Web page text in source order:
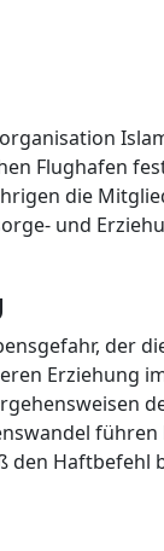
Flughafen
die
und
der
Erziehung
führen
den Haftbefehl